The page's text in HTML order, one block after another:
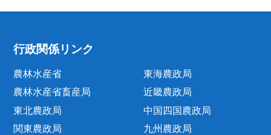
行政関係リンク
農林水産省
農林水産省畜産局
東北農政局
関東農政局
東海農政局
近畿農政局
中国四国農政局
九州農政局